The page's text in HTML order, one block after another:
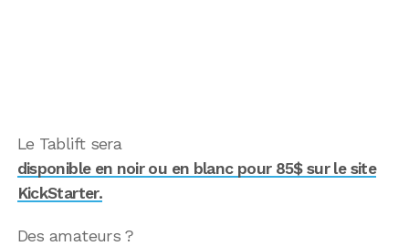
Le Tablift sera
disponible en noir ou en blanc pour 85$ sur le site
KickStarter.
Des amateurs ?